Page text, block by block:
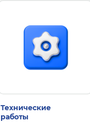
Технические
работы